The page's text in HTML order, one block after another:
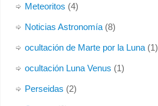
Meteoritos (4)
Noticias Astronomía(8)
ocultación de Marte por la Luna(1)
ocultación Luna Venus (1)
Perseidas (2)